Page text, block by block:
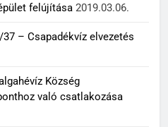
felújítása 2019.03.06.
37 – Csapadékvíz elvezetés
Község
való csatlakozása